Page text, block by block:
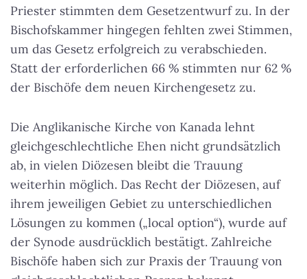
Priester stimmten dem Gesetzentwurf zu. In der
Bischofskammer hingegen fehlten zwei Stimmen,
um das Gesetz erfolgreich zu verabschieden.
Statt der erforderlichen 66 % stimmten nur 62 %
der Bischöfe dem neuen Kirchengesetz zu.
Die Anglikanische Kirche von Kanada lehnt
gleichgeschlechtliche Ehen nicht grundsätzlich
ab, in vielen Diözesen bleibt die Trauung
weiterhin möglich. Das Recht der Diözesen, auf
ihrem jeweiligen Gebiet zu unterschiedlichen
Lösungen zu kommen („local option“), wurde auf
der Synode ausdrücklich bestätigt. Zahlreiche
Bischöfe haben sich zur Praxis der Trauung von